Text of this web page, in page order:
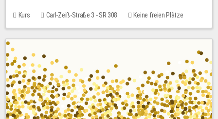
Kurs Carl-Zeiß-Straße 3 - SR 308 Keine freien Plätze